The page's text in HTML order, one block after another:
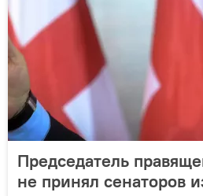
Председатель
не принял сенаторов